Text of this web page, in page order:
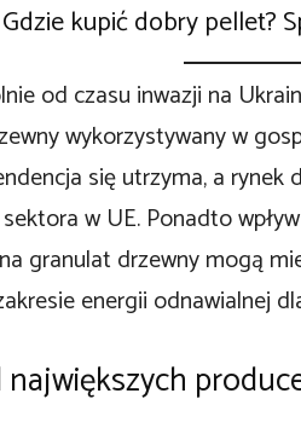
Gdzie kupić dobry pellet?
od czasu inwazji na
wykorzystywany w
się utrzyma, a
w UE. Ponadto
granulat drzewny mogą
energii odnawialnej